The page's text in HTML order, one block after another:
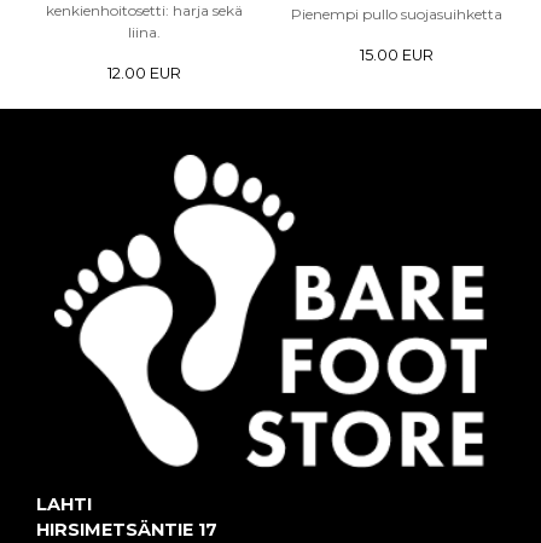
kenkienhoitosetti: harja sekä
liina.
12.00 EUR
Pienempi pullo suojasuihketta
15.00 EUR
LAHTI
HIRSIMETSÄNTIE 17